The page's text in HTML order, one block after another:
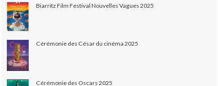
Biarritz Film Festival Nouvelles Vagues 2025
Cérémonie des César du cinéma 2025
Cérémonie des Oscars 2025